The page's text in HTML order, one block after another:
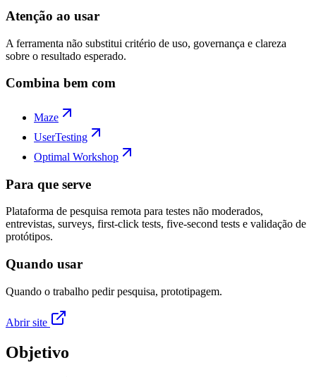
Atenção ao usar
A ferramenta não substitui critério de uso, governança e clareza
sobre o resultado esperado.
Combina bem com
Maze
UserTesting
Optimal Workshop
Para que serve
Plataforma de pesquisa remota para testes não moderados,
entrevistas, surveys, first-click tests, five-second tests e validação de
protótipos.
Quando usar
Quando o trabalho pedir pesquisa, prototipagem.
Abrir site
Objetivo